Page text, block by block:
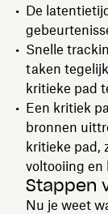
De
Snelle
taken
kritieke pad
Een kritiek
bronnen
kritieke pad,
voltooiing
Stappen
Nu je weet